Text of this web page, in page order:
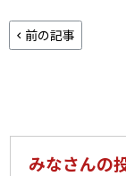
前の記事
みなさんの